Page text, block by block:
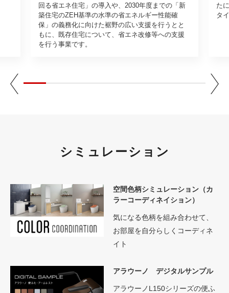
回る省エネ住宅」の導入や、2030年度までの「新
築住宅のZEH基準の水準の省エネルギー性能確
保」の義務化に向けた裾野の広い支援を行うとと
もに、既存住宅について、省エネ改修等への支援
を行う事業です。
た
タ
シミュレーション
空間色柄シミュレーション（カ
ラーコーディネイション）
気になる色柄を組み合わせて、
お部屋を自分らしくコーディネ
イト
アラウーノ デジタルサンプル
アラウーノL150シリーズの便ふ